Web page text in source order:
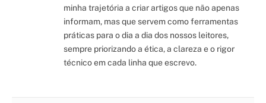
minha trajetória a criar artigos que não apenas
informam, mas que servem como ferramentas
práticas para o dia a dia dos nossos leitores,
sempre priorizando a ética, a clareza e o rigor
técnico em cada linha que escrevo.